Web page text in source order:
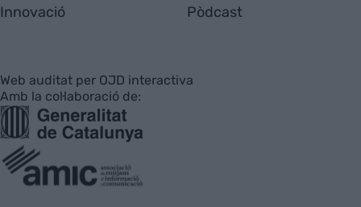
Innovació Pòdcast
Web auditat per OJD interactiva
Amb la col·laboració de: